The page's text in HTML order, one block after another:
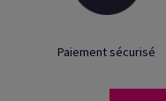
Paiement sécurisé